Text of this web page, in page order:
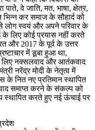
वे जाति, मत, भाषा, क्षेत्र,
कर समाज के सौहार्द को
लोग स्वयं और अपने परिवार के
लिए कोई प्रयास नहीं करते
और 2017 के पूर्व के उत्तर
में डूबा हुआ था,
लिए नक्सलवाद और आतंकवाद
नरेंद्र मोदी के नेतृत्व में
के नित नए प्रतिमान स्थापित
समाप्त करने के संकल्प को
स्थापित करते हुए नई ऊंचाई पर